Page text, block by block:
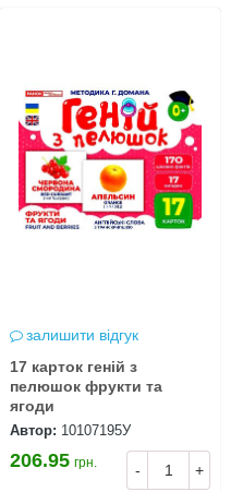
залишити відгук
17 карток геній з
пелюшок фрукти та
ягоди
Автор: 10107195У
- +
206.95 грн.